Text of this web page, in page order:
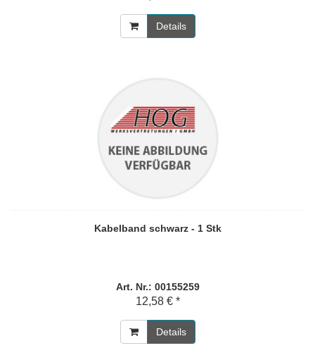
Details
Kabelband schwarz - 1 Stk
Art. Nr.: 00155259
12,58 € *
Details